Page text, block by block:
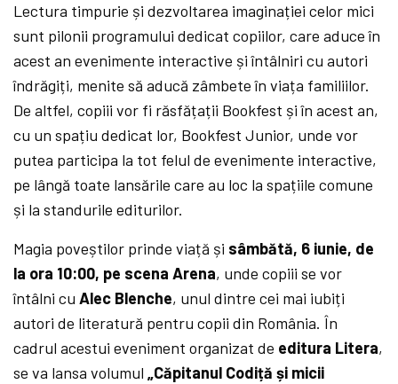
Lectura timpurie și dezvoltarea imaginației celor mici
sunt pilonii programului dedicat copiilor, care aduce în
acest an evenimente interactive și întâlniri cu autori
îndrăgiți, menite să aducă zâmbete în viața familiilor.
De altfel, copiii vor fi răsfățații Bookfest și în acest an,
cu un spațiu dedicat lor, Bookfest Junior, unde vor
putea participa la tot felul de evenimente interactive,
pe lângă toate lansările care au loc la spațiile comune
și la standurile editurilor.
Magia poveștilor prinde viață și sâmbătă, 6 iunie, de
la ora 10:00, pe scena Arena, unde copiii se vor
întâlni cuAlec Blenche, unul dintre cei mai iubiți
autori de literatură pentru copii din România. În
cadrul acestui eveniment organizat de editura Litera,
se va lansa volumul„Căpitanul Codiță și micii